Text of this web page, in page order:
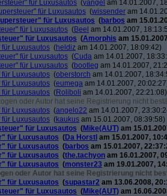
für Luxusautos (yangel am 14.01.2007,
für Luxusautos (wissender am
für Luxusautos (barbos am
für Luxusautos (Beel am 14.01.2007,
für Luxusautos (Amorphis am
für Luxusautos (heldiz am 14.01.2007, 18:09:42)
für Luxusautos (Cuda am 14.01.2007,
für Luxusautos (bootleg am 14.01.2007,
für Luxusautos (oberstorch am 14.01.2007,
für Luxusautos (eumega am 14.01.2007,
für Luxusautos (Roliboli am 14.01.2007, 22:21:08)
oder Autor hat seine Registrierung nicht
für Luxusautos (angelo22 am 14.01.2007,
für Luxusautos (kaukus am 15.01.2007, 08:39:58)
für Luxusautos (Mike(AUT) am
für Luxusautos (Da Horstl am 15.01.2007,
für Luxusautos (barbos am 15.01.2007,
für Luxusautos (the.tachyon am 16.01.2007,
für Luxusautos (monster23 am 19.01.2007,
oder Autor hat seine Registrierung nicht
für Luxusautos (supastar2 am 13.06.2008,
für Luxusautos (Mike(AUT) am